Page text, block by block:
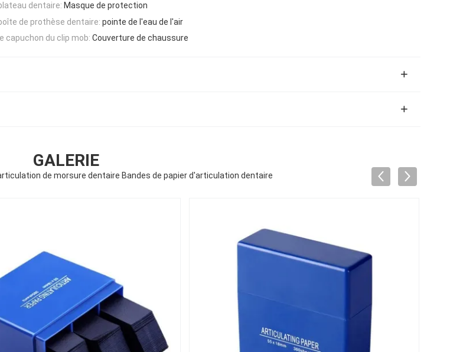
dentaire: Masque de protection
de prothèse dentaire: pointe de l'eau de l'air
le capuchon du clip mob: Couverture de chaussure
GALERIE
de morsure dentaire Bandes de papier d'articulation dentaire